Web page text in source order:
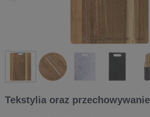
Tekstylia oraz przechowywanie